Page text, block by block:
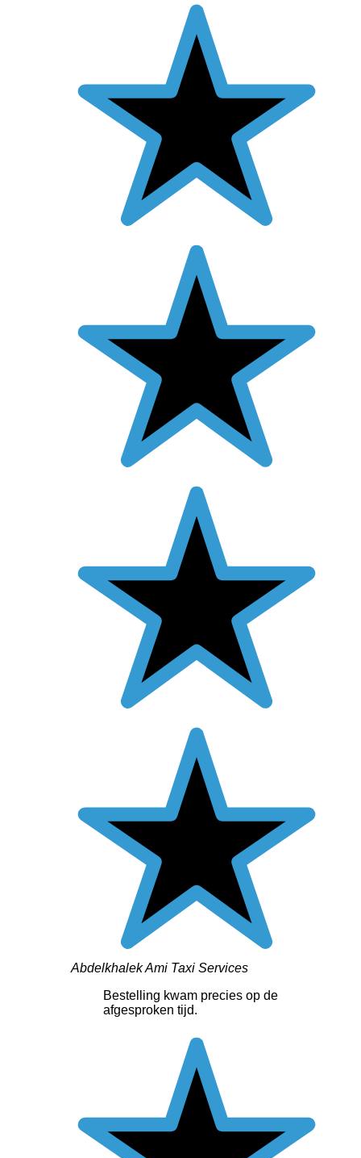
Abdelkhalek Ami Taxi Services
Bestelling kwam precies op de
afgesproken tijd.